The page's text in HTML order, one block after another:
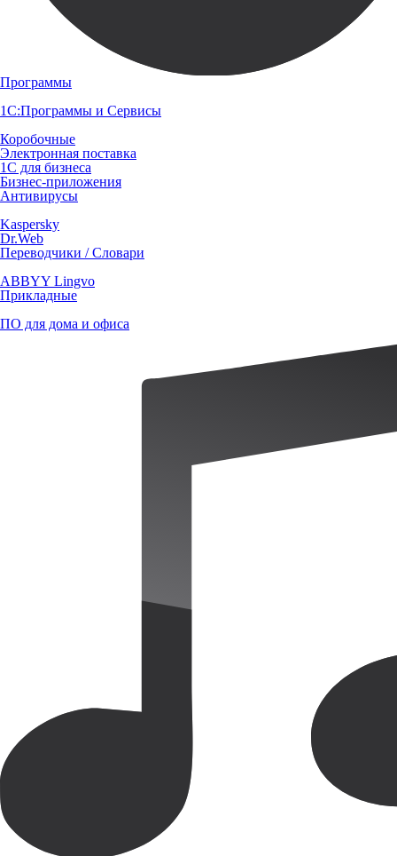
Программы
1С:Программы и Сервисы
Коробочные
Электронная поставка
1С для бизнеса
Бизнес-приложения
Антивирусы
Kaspersky
Dr.Web
Переводчики / Словари
ABBYY Lingvo
Прикладные
ПО для дома и офиса